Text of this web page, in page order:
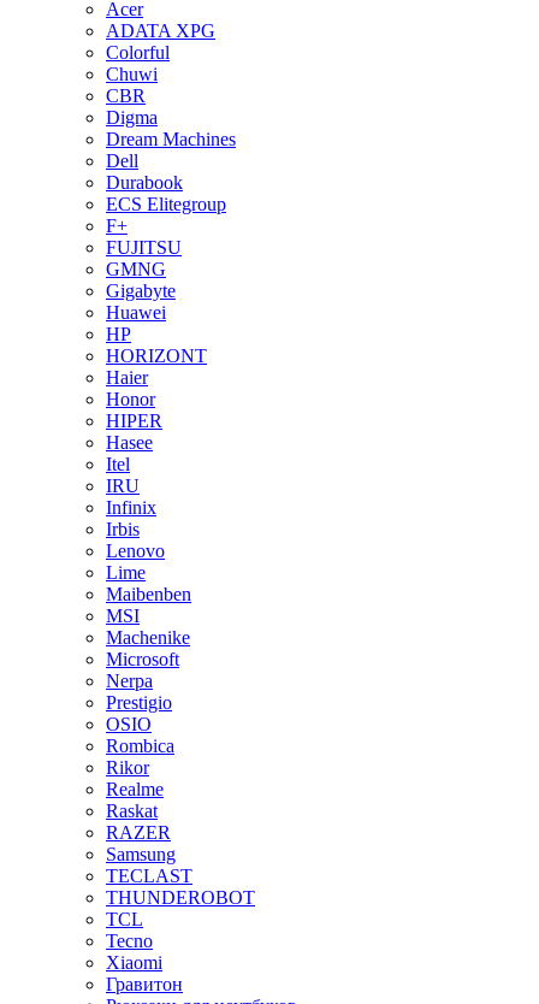
Acer
ADATA XPG
Colorful
Chuwi
CBR
Digma
Dream Machines
Dell
Durabook
ECS Elitegroup
F+
FUJITSU
GMNG
Gigabyte
Huawei
HP
HORIZONT
Haier
Honor
HIPER
Hasee
Itel
IRU
Infinix
Irbis
Lenovo
Lime
Maibenben
MSI
Machenike
Microsoft
Nerpa
Prestigio
OSIO
Rombica
Rikor
Realme
Raskat
RAZER
Samsung
TECLAST
THUNDEROBOT
TCL
Tecno
Xiaomi
Гравитон